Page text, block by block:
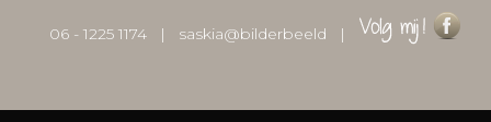
06 - 1225 1174 | saskia@bilderbeeld |